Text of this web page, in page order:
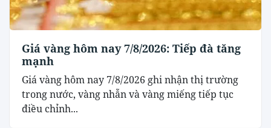
Giá vàng hôm nay 7/8/2026: Tiếp đà tăng
mạnh
Giá vàng hôm nay 7/8/2026 ghi nhận thị trường
trong nước, vàng nhẫn và vàng miếng tiếp tục
điều chỉnh...